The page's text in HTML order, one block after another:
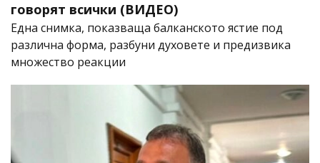
говорят всички (ВИДЕО)
Една снимка, показваща балканското ястие под
различна форма, разбуни духовете и предизвика
множество реакции